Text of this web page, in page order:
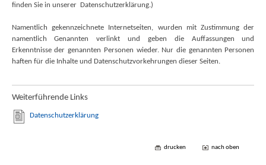
finden Sie in unserer Datenschutzerklärung.)
Namentlich gekennzeichnete Internetseiten, wurden mit Zustimmung der
namentlich Genannten verlinkt und geben die Auffassungen und
Erkenntnisse der genannten Personen wieder. Nur die genannten Personen
haften für die Inhalte und Datenschutzvorkehrungen dieser Seiten.
Weiterführende Links
Datenschutzerklärung
drucken nach oben